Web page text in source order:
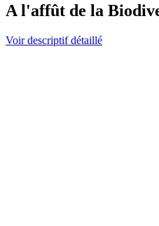
A l'affût de la
Voir descriptif détaillé